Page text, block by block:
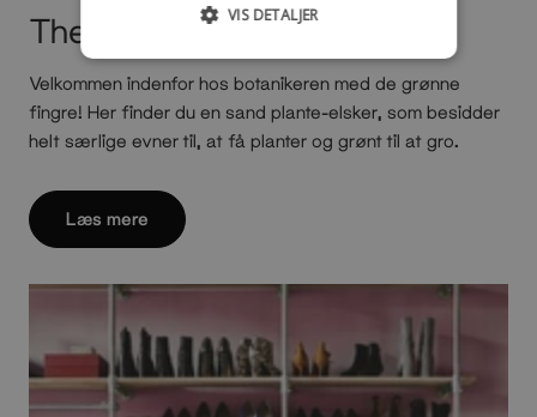
The Botanist
Velkommen indenfor hos botanikeren med de grønne
fingre! Her finder du en sand plante-elsker, som besidder
helt særlige evner til, at få planter og grønt til at gro.
Læs mere
VIS DETALJER